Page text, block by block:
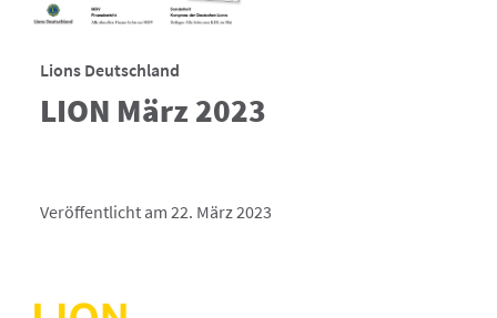
Lions Deutschland
LION März 2023
Veröffentlicht am 22. März 2023